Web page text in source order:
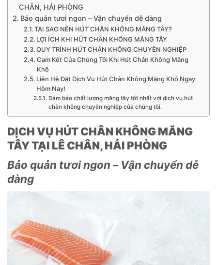
CHÂN, HẢI PHÒNG
Bảo quản tươi ngon – Vận chuyển dễ dàng
TẠI SAO NÊN HÚT CHÂN KHÔNG MĂNG TÂY?
LỢI ÍCH KHI HÚT CHÂN KHÔNG MĂNG TÂY
QUY TRÌNH HÚT CHÂN KHÔNG CHUYÊN NGHIỆP
Cam Kết Của Chúng Tôi Khi Hút Chân Không Măng
Khô
Liên Hệ Đặt Dịch Vụ Hút Chân Không Măng Khô Ngay
Hôm Nay!
Đảm bảo chất lượng măng tây tốt nhất với dịch vụ hút
chân không chuyên nghiệp của chúng tôi.
DỊCH VỤ HÚT CHÂN KHÔNG MĂNG
TÂY TẠI LÊ CHÂN, HẢI PHÒNG
Bảo quản tươi ngon – Vận chuyển dễ
dàng